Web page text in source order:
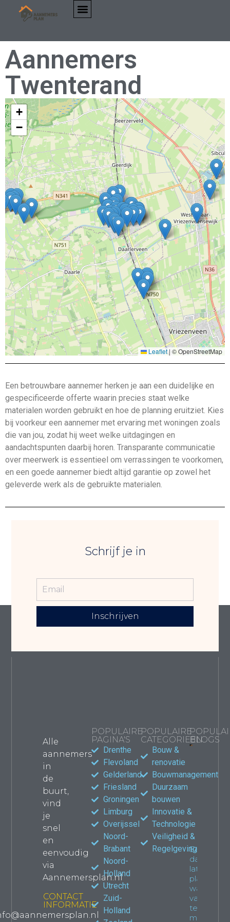
Aannemers
Twenterand
+
−
Leaflet | © OpenStreetMap
Een betrouwbare aannemer herken je aan een duidelijke en
gespecificeerde offerte waarin precies staat welke
materialen worden gebruikt en hoe de planning eruitziet. Kies
bij voorkeur een aannemer met ervaring met woningen zoals
die van jou, zodat hij weet welke uitdagingen en
aandachtspunten daarbij horen. Transparante communicatie
over meerwerk is essentieel om verrassingen te voorkomen,
en een goede aannemer biedt altijd garantie op zowel het
geleverde werk als de gebruikte materialen.
Schrijf je in
Inschrijven
Alle
aannemers
in
de
buurt,
vind
je
snel
en
eenvoudig
via
Aannemersplan.nl
CONTACT
INFORMATIE
POPULAIRE
PAGINA'S
Drenthe
Flevoland
Gelderland
Friesland
Groningen
Limburg
Overijssel
Noord-
Brabant
Noord-
Holland
Utrecht
Zuid-
Holland
POPULAIRE
CATEGORIEËN
Bouw &
renovatie
Bouwmanagement
Duurzaam
bouwen
Innovatie &
Technologie
Veiligheid &
Regelgeving
BLOGS
jouw
Een
dakkapel
laten
plaatsen:
wat je
van
tevoren
moet